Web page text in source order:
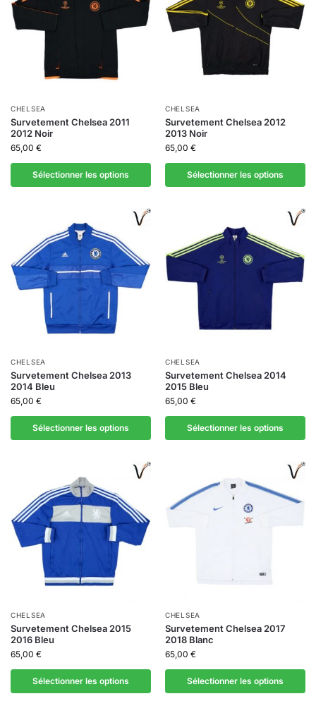
CHELSEA
Survetement Chelsea 2011
2012 Noir
65,00 €
Sélectionner les options
CHELSEA
Survetement Chelsea 2012
2013 Noir
65,00 €
Sélectionner les options
CHELSEA
Survetement Chelsea 2013
2014 Bleu
65,00 €
Sélectionner les options
CHELSEA
Survetement Chelsea 2014
2015 Bleu
65,00 €
Sélectionner les options
CHELSEA
Survetement Chelsea 2015
2016 Bleu
65,00 €
Sélectionner les options
CHELSEA
Survetement Chelsea 2017
2018 Blanc
65,00 €
Sélectionner les options